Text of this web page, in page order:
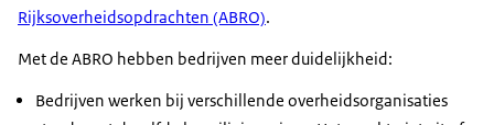
Rijksoverheidsopdrachten (ABRO).
Met de ABRO hebben bedrijven meer duidelijkheid:
Bedrijven werken bij verschillende overheidsorganisaties